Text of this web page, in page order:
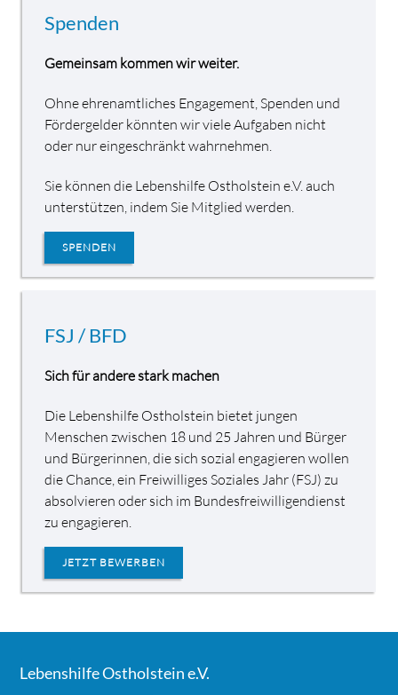
Spenden
Gemeinsam kommen wir weiter.
Ohne ehrenamtliches Engagement, Spenden und
Fördergelder könnten wir viele Aufgaben nicht
oder nur eingeschränkt wahrnehmen.
Sie können die Lebenshilfe Ostholstein e.V. auch
unterstützen, indem Sie Mitglied werden.
SPENDEN
FSJ / BFD
Sich für andere stark machen
Die Lebenshilfe Ostholstein bietet jungen
Menschen zwischen 18 und 25 Jahren und Bürger
und Bürgerinnen, die sich sozial engagieren wollen
die Chance, ein Freiwilliges Soziales Jahr (FSJ) zu
absolvieren oder sich im Bundesfreiwilligendienst
zu engagieren.
JETZT BEWERBEN
Lebenshilfe Ostholstein e.V.